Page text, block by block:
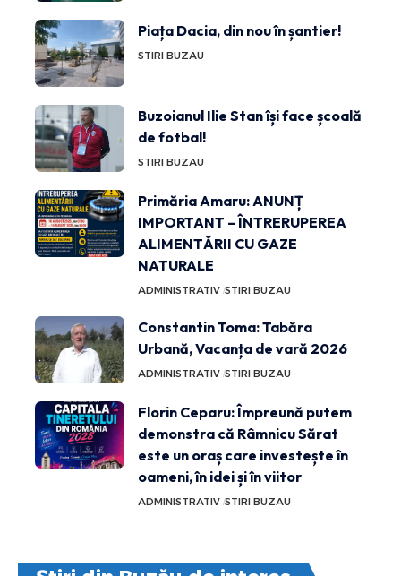
Piața Dacia, din nou în șantier!
STIRI BUZAU
Buzoianul Ilie Stan își face școală
de fotbal!
STIRI BUZAU
Primăria Amaru: ANUNȚ
IMPORTANT – ÎNTRERUPEREA
ALIMENTĂRII CU GAZE
NATURALE
ADMINISTRATIV STIRI BUZAU
Constantin Toma: Tabăra
Urbană, Vacanța de vară 2026
ADMINISTRATIV STIRI BUZAU
Florin Ceparu: Împreună putem
demonstra că Râmnicu Sărat
este un oraș care investește în
oameni, în idei și în viitor
ADMINISTRATIV STIRI BUZAU